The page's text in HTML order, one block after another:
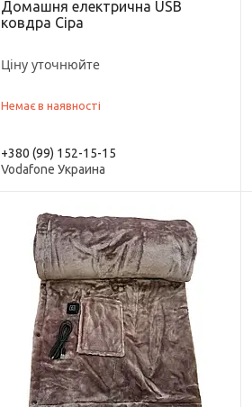
Домашня електрична USB
ковдра Сіра
Ціну уточнюйте
Немає в наявності
+380 (99) 152-15-15
Vodafone Украина